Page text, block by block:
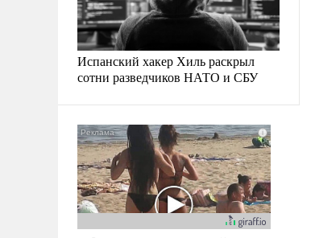
Испанский хакер Хиль раскрыл
сотни разведчиков НАТО и СБУ